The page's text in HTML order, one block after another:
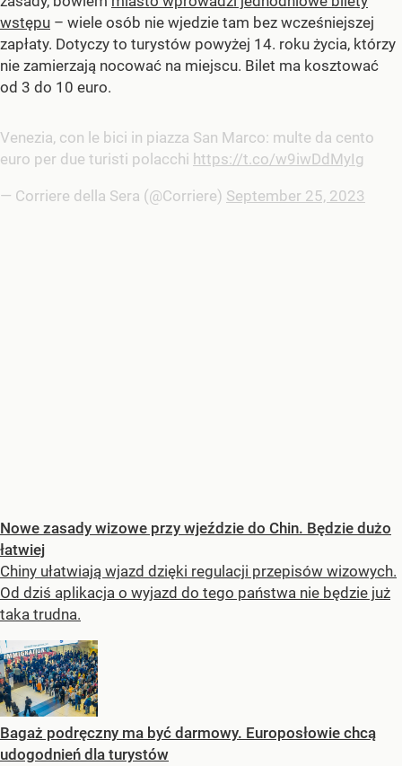
wstępu – wiele osób nie wjedzie tam bez wcześniejszej
zapłaty. Dotyczy to turystów powyżej 14. roku życia, którzy
nie zamierzają nocować na miejscu. Bilet ma kosztować
od 3 do 10 euro.
Venezia, con le bici in piazza San Marco: multe da cento
euro per due turisti polacchi https://t.co/w9iwDdMyIg
— Corriere della Sera (@Corriere) September 25, 2023
Nowe zasady wizowe przy wjeździe do Chin. Będzie dużo
łatwiej
Chiny ułatwiają wjazd dzięki regulacji przepisów wizowych.
Od dziś aplikacja o wyjazd do tego państwa nie będzie już
taka trudna.
Bagaż podręczny ma być darmowy. Europosłowie chcą
udogodnień dla turystów